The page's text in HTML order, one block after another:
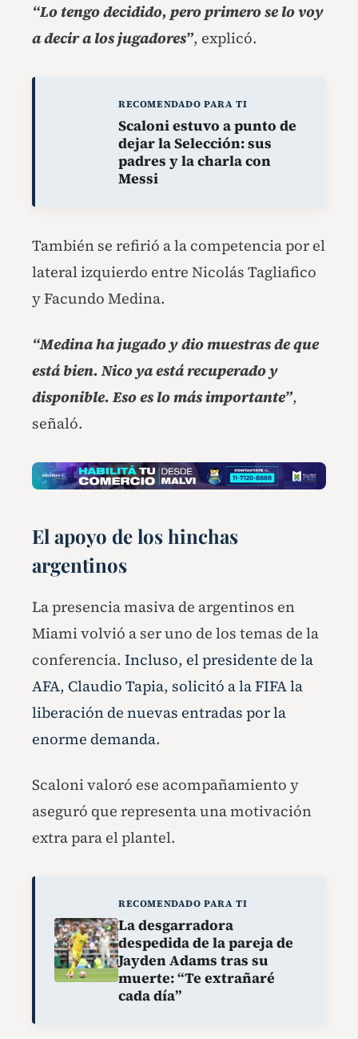
“Lo tengo decidido, pero primero se lo voy
a decir a los jugadores”, explicó.
RECOMENDADO PARA TI
Scaloni estuvo a punto de
dejar la Selección: sus
padres y la charla con
Messi
También se refirió a la competencia por el
lateral izquierdo entre Nicolás Tagliafico
y Facundo Medina.
“Medina ha jugado y dio muestras de que
está bien. Nico ya está recuperado y
disponible. Eso es lo más importante”,
señaló.
El apoyo de los hinchas
argentinos
La presencia masiva de argentinos en
Miami volvió a ser uno de los temas de la
conferencia. Incluso, el presidente de la
AFA, Claudio Tapia, solicitó a la FIFA la
liberación de nuevas entradas por la
enorme demanda.
Scaloni valoró ese acompañamiento y
aseguró que representa una motivación
extra para el plantel.
RECOMENDADO PARA TI
La desgarradora
despedida de la pareja de
Jayden Adams tras su
muerte: “Te extrañaré
cada día”